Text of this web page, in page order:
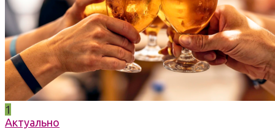
1
Актуально